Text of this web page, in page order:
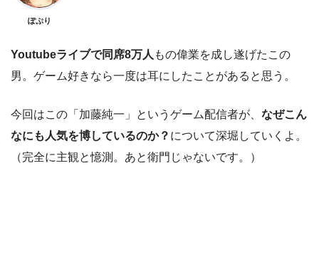
ぽぷり
Youtubeライブで同席8万人 もの偉業を成し遂げたこの
男。ゲーム好きなら一度は耳にしたことがあると思う。
今回はこの「加藤純一」というゲーム配信者が、 なぜこん
なにも人気を博しているのか？ について深堀していくよ。
（完全に主観と憶測。あと衛門じゃないです。）